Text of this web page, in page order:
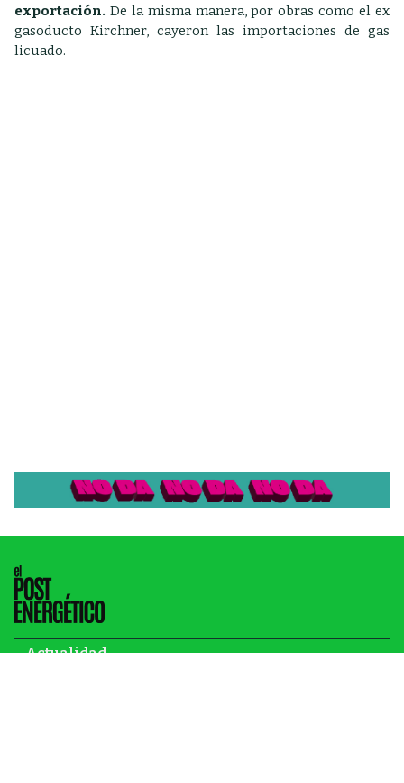
exportación. De la misma manera, por obras como el ex
gasoducto Kirchner, cayeron las importaciones de gas
licuado.
Actualidad